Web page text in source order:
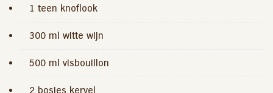
1 teen knoflook
300 ml witte wijn
500 ml visbouillon
2 bosjes kervel